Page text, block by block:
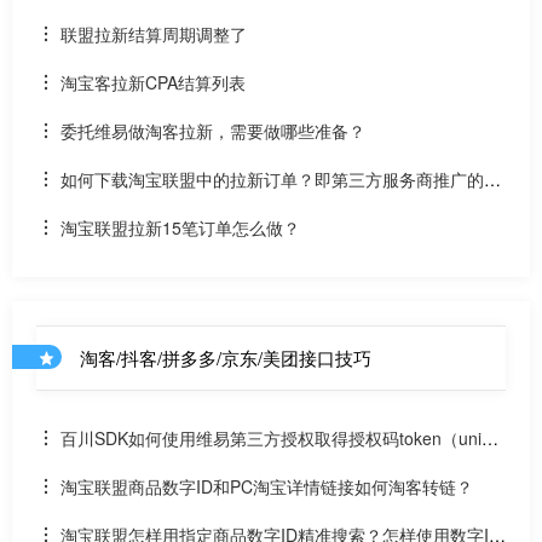
额外奖励+官方颁奖
联盟拉新结算周期调整了
淘宝客拉新CPA结算列表
委托维易做淘客拉新，需要做哪些准备？
如何下载淘宝联盟中的拉新订单？即第三方服务商推广的订
单接口
淘宝联盟拉新15笔订单怎么做？
淘客/抖客/拼多多/京东/美团接口技巧
百川SDK如何使用维易第三方授权取得授权码token（uniap
p）淘宝联盟商品数字ID和PC淘宝详情链接如何淘客转链？
淘宝联盟怎样用指定商品数字ID精准搜索？怎样使用数字ID